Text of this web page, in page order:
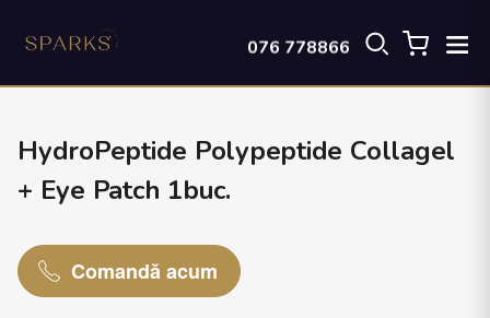
076 778866
HydroPeptide Polypeptide Collagel
+ Eye Patch 1buc.
Comandă acum